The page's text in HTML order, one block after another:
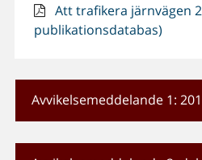
Att trafikera järnvägen
publikationsdatabas)
Avvikelsemeddelande 1: